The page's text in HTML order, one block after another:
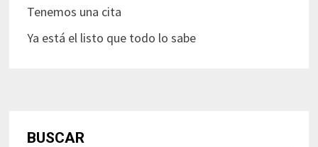
Tenemos una cita
Ya está el listo que todo lo sabe
BUSCAR